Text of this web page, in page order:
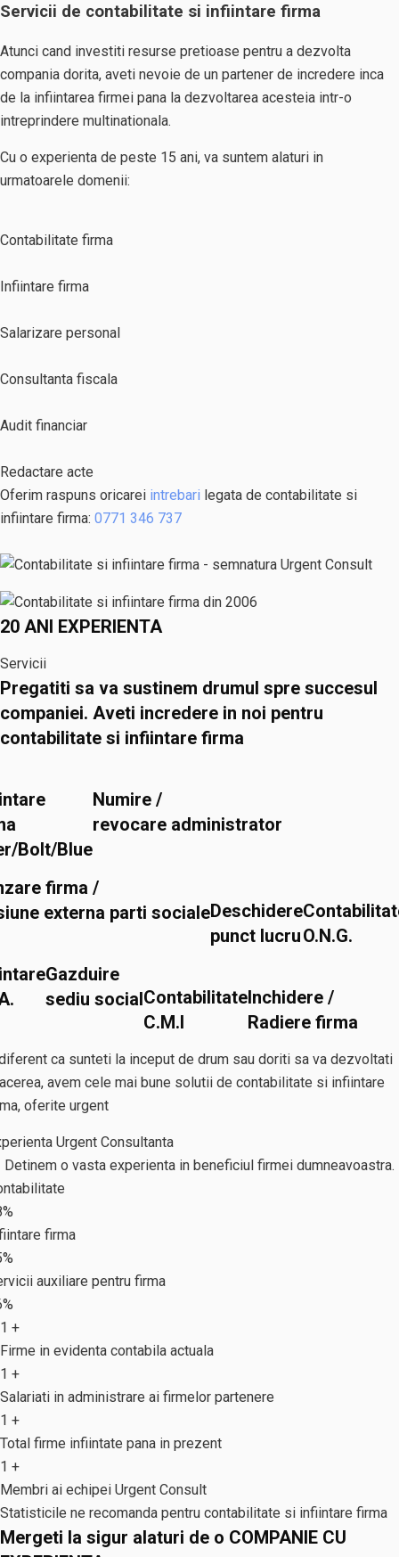
Servicii de contabilitate si infiintare firma
Atunci cand investiti resurse pretioase pentru a dezvolta
compania dorita, aveti nevoie de un partener de incredere inca
de la infiintarea firmei pana la dezvoltarea acesteia intr-o
intreprindere multinationala.
Cu o experienta de peste 15 ani, va suntem alaturi in
urmatoarele domenii:
Contabilitate firma
Infiintare firma
Salarizare personal
Consultanta fiscala
Audit financiar
Redactare acte
Oferim raspuns oricarei intrebari legata de contabilitate si
infiintare firma: 0771 346 737
20 ANI EXPERIENTA
Servicii
Pregatiti sa va sustinem drumul spre succesul
companiei. Aveti incredere in noi pentru
contabilitate si infiintare firma
Bolt/Blue
Numire /
revocare administrator
firma /
externa parti socialeDeschidere
punct lucruO.N.G.
Gazduire
sediu socialContabilitate
C.M.I
Inchidere /
Radiere firma
ca sunteti la inceput de drum sau doriti sa va dezvoltati
avem cele mai bune solutii de contabilitate si infiintare
oferite urgent
Urgent Consultanta
Detinem o vasta experienta in beneficiul firmei dumneavoastra.
firma
auxiliare pentru firma
1 +
Firme in evidenta contabila actuala
1 +
Salariati in administrare ai firmelor partenere
1 +
Total firme infiintate pana in prezent
1 +
Membri ai echipei Urgent Consult
Statisticile ne recomanda pentru contabilitate si infiintare firma
Mergeti la sigur alaturi de o COMPANIE CU